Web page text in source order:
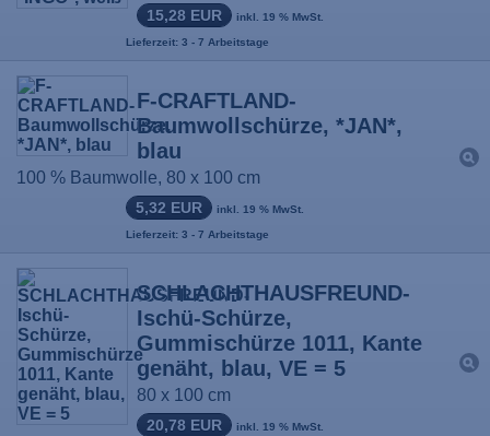
15,28 EUR inkl. 19 % MwSt.
Lieferzeit: 3 - 7 Arbeitstage
F-CRAFTLAND-
Baumwollschürze, *JAN*,
blau
100 % Baumwolle, 80 x 100 cm
5,32 EUR inkl. 19 % MwSt.
Lieferzeit: 3 - 7 Arbeitstage
SCHLACHTHAUSFREUND-
Ischü-Schürze,
Gummischürze 1011, Kante
genäht, blau, VE = 5
80 x 100 cm
20,78 EUR inkl. 19 % MwSt.